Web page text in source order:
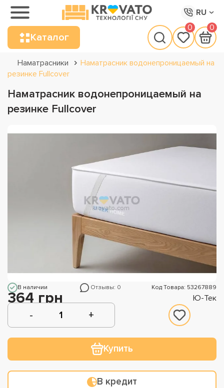
RU
Каталог
0 0
Наматрасники
Наматрасник водонепроницаемый на
резинке Fullcover
Наматрасник водонепроницаемый на
резинке Fullcover
В наличии Отзывы: 0 Код Товара: 53267889
364 грн Ю-Тек
Купить
В кредит